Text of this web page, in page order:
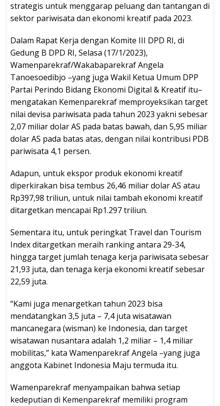
strategis untuk menggarap peluang dan tantangan di
sektor pariwisata dan ekonomi kreatif pada 2023.
Dalam Rapat Kerja dengan Komite III DPD RI, di
Gedung B DPD RI, Selasa (17/1/2023),
Wamenparekraf/Wakabaparekraf Angela
Tanoesoedibjo –yang juga Wakil Ketua Umum DPP
Partai Perindo Bidang Ekonomi Digital & Kreatif itu–
mengatakan Kemenparekraf memproyeksikan target
nilai devisa pariwisata pada tahun 2023 yakni sebesar
2,07 miliar dolar AS pada batas bawah, dan 5,95 miliar
dolar AS pada batas atas, dengan nilai kontribusi PDB
pariwisata 4,1 persen.
Adapun, untuk ekspor produk ekonomi kreatif
diperkirakan bisa tembus 26,46 miliar dolar AS atau
Rp397,98 triliun, untuk nilai tambah ekonomi kreatif
ditargetkan mencapai Rp1.297 triliun.
Sementara itu, untuk peringkat Travel dan Tourism
Index ditargetkan meraih ranking antara 29-34,
hingga target jumlah tenaga kerja pariwisata sebesar
21,93 juta, dan tenaga kerja ekonomi kreatif sebesar
22,59 juta.
“Kami juga menargetkan tahun 2023 bisa
mendatangkan 3,5 juta – 7,4 juta wisatawan
mancanegara (wisman) ke Indonesia, dan target
wisatawan nusantara adalah 1,2 miliar – 1,4 miliar
mobilitas,” kata Wamenparekraf Angela –yang juga
anggota Kabinet Indonesia Maju termuda itu.
Wamenparekraf menyampaikan bahwa setiap
kedeputian di Kemenparekraf memiliki program